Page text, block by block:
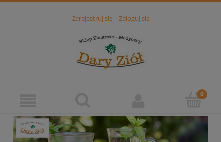
Zarejestruj się Zaloguj się